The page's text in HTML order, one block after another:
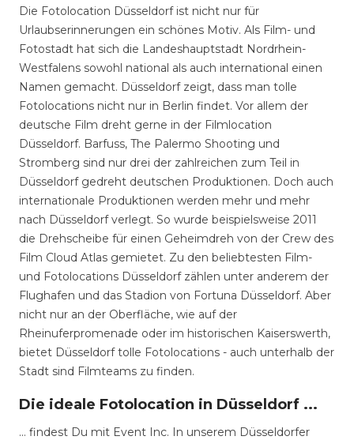
Die Fotolocation Düsseldorf ist nicht nur für
Urlaubserinnerungen ein schönes Motiv. Als Film- und
Fotostadt hat sich die Landeshauptstadt Nordrhein-
Westfalens sowohl national als auch international einen
Namen gemacht. Düsseldorf zeigt, dass man tolle
Fotolocations nicht nur in Berlin findet. Vor allem der
deutsche Film dreht gerne in der Filmlocation
Düsseldorf. Barfuss, The Palermo Shooting und
Stromberg sind nur drei der zahlreichen zum Teil in
Düsseldorf gedreht deutschen Produktionen. Doch auch
internationale Produktionen werden mehr und mehr
nach Düsseldorf verlegt. So wurde beispielsweise 2011
die Drehscheibe für einen Geheimdreh von der Crew des
Film Cloud Atlas gemietet. Zu den beliebtesten Film-
und Fotolocations Düsseldorf zählen unter anderem der
Flughafen und das Stadion von Fortuna Düsseldorf. Aber
nicht nur an der Oberfläche, wie auf der
Rheinuferpromenade oder im historischen Kaiserswerth,
bietet Düsseldorf tolle Fotolocations - auch unterhalb der
Stadt sind Filmteams zu finden.
Die ideale Fotolocation in Düsseldorf ...
… findest Du mit Event Inc. In unserem Düsseldorfer